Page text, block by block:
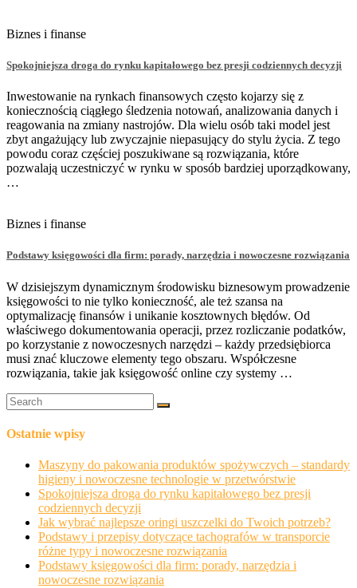
Biznes i finanse
Spokojniejsza droga do rynku kapitałowego bez presji codziennych decyzji
Inwestowanie na rynkach finansowych często kojarzy się z
koniecznością ciągłego śledzenia notowań, analizowania danych i
reagowania na zmiany nastrojów. Dla wielu osób taki model jest
zbyt angażujący lub zwyczajnie niepasujący do stylu życia. Z tego
powodu coraz częściej poszukiwane są rozwiązania, które
pozwalają uczestniczyć w rynku w sposób bardziej uporządkowany,
…
Biznes i finanse
Podstawy księgowości dla firm: porady, narzędzia i nowoczesne rozwiązania
W dzisiejszym dynamicznym środowisku biznesowym prowadzenie
księgowości to nie tylko konieczność, ale też szansa na
optymalizację finansów i unikanie kosztownych błędów. Od
właściwego dokumentowania operacji, przez rozliczanie podatków,
po korzystanie z nowoczesnych narzędzi – każdy przedsiębiorca
musi znać kluczowe elementy tego obszaru. Współczesne
rozwiązania, takie jak księgowość online czy systemy …
Ostatnie wpisy
Maszyny do pakowania produktów spożywczych – standardy
higieny i nowoczesne technologie w przetwórstwie
Spokojniejsza droga do rynku kapitałowego bez presji
codziennych decyzji
Jak wybrać najlepsze oringi uszczelki do Twoich potrzeb?
Podstawy i przepisy dotyczące tachografów w transporcie
różne typy i nowoczesne rozwiązania
Podstawy księgowości dla firm: porady, narzędzia i
nowoczesne rozwiązania